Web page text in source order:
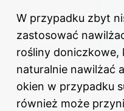
W przypadku zbyt
zastosować
rośliny doniczkowe,
naturalnie nawilżać
okien w przypadku
również może